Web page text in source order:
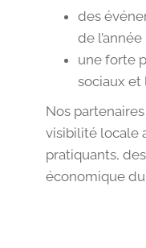
des
de l’année
une forte
sociaux et
Nos
visibilité locale
pratiquants,
économique du